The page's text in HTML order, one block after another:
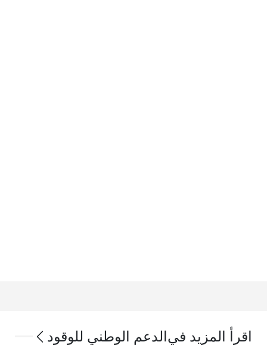
اقرأ المزيد في الدعم الوطني للوقود